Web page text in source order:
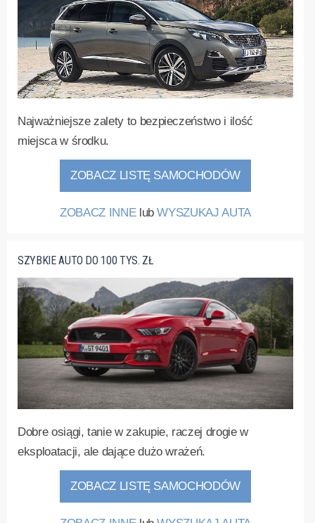
Najważniejsze zalety to bezpieczeństwo i ilość
miejsca w środku.
ZOBACZ LISTĘ SAMOCHODÓW
ZOBACZ INNElubWYSZUKAJ AUTA
SZYBKIE AUTO DO 100 TYS. ZŁ
Dobre osiągi, tanie w zakupie, raczej drogie w
eksploatacji, ale dające dużo wrażeń.
ZOBACZ LISTĘ SAMOCHODÓW